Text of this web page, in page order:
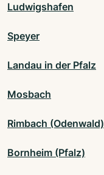
Ludwigshafen
Speyer
Landau in der Pfalz
Mosbach
Rimbach (Odenwald)
Bornheim (Pfalz)